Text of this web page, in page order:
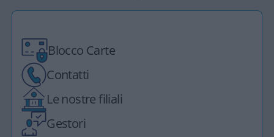
Blocco Carte
Contatti
Le nostre filiali
Gestori